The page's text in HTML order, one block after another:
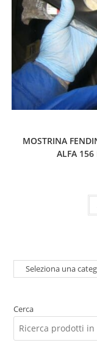
MOSTRINA
ALFA
Seleziona
Cerca